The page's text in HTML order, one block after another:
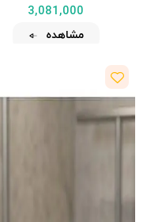
3,081,000
مشاهده